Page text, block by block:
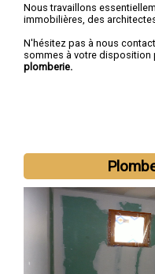
Nous travaillons
immobilières, des
N'hésitez pas à nous
sommes à votre disposition
plomberie.
Nous intervenons aussi
Le Creusot ,
le-Monial,Saint-Vallier,Digoin